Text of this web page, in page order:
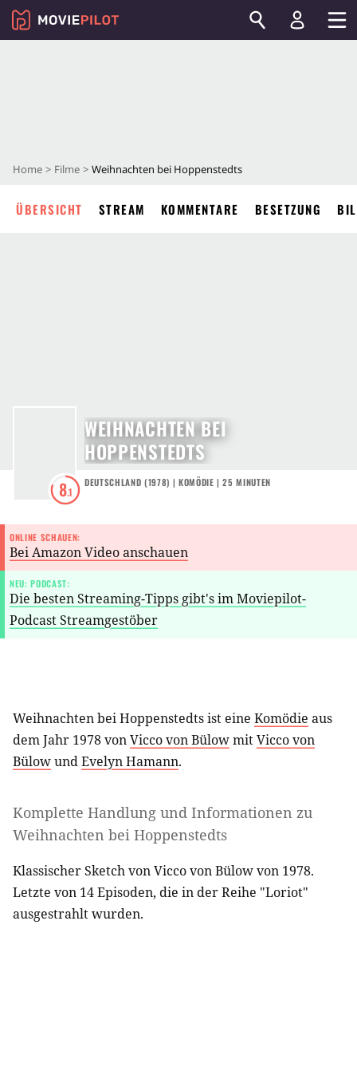
Home Filme Weihnachten bei Hoppenstedts
ÜBERSICHT STREAM KOMMENTARE BESETZUNG
8.1
WEIHNACHTEN BEI
HOPPENSTEDTS
DEUTSCHLAND (1978) | KOMÖDIE | 25 MINUTEN
ONLINE SCHAUEN:
Bei Amazon Video anschauen
NEU: PODCAST:
Die besten Streaming-Tipps gibt's im Moviepilot-
Podcast Streamgestöber
Weihnachten bei Hoppenstedts ist eine Komödie aus
dem Jahr 1978 vonVicco von BülowmitVicco von
BülowundEvelyn Hamann.
Komplette Handlung und Informationen zu
Weihnachten bei Hoppenstedts
Klassischer Sketch von Vicco von Bülow von 1978.
Letzte von 14 Episoden, die in der Reihe "Loriot"
ausgestrahlt wurden.